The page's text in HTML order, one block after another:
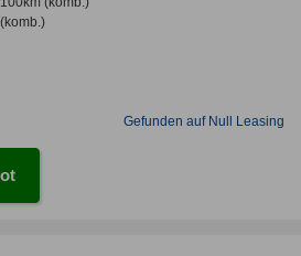
Gefunden auf Null Leasing